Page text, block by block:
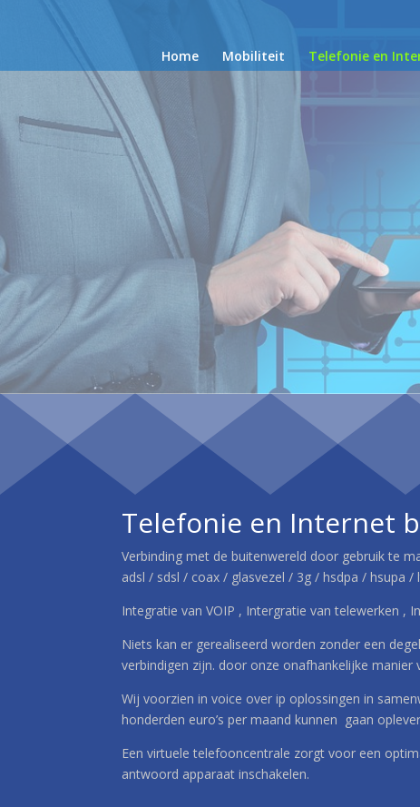
Home Mobiliteit Telefonie en
Telefonie en Internet
Verbinding met de buitenwereld door gebruik te
adsl / sdsl / coax / glasvezel / 3g / hsdpa / hsupa
Integratie van VOIP , Intergratie van telewerken ,
Niets kan er gerealiseerd worden zonder een
verbindigen zijn. door onze onafhankelijke
Wij voorzien in voice over ip oplossingen in
honderden euro’s per maand kunnen gaan
Een virtuele telefooncentrale zorgt voor een
antwoord apparaat inschakelen.